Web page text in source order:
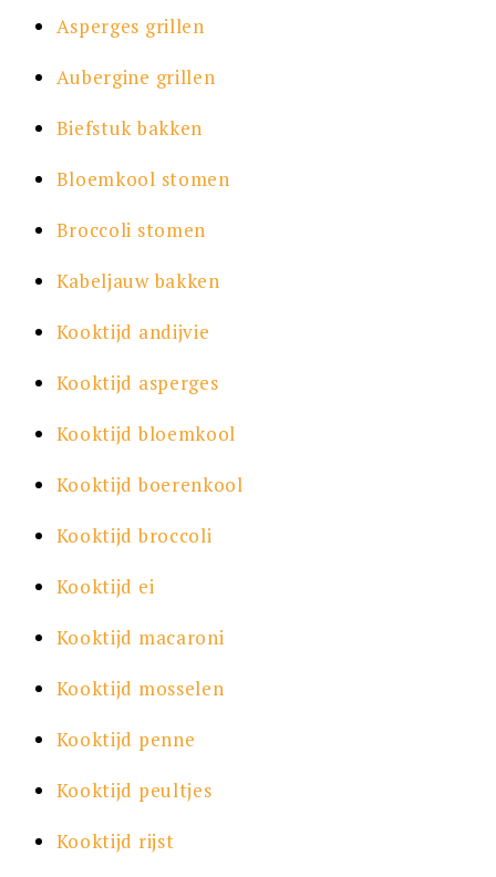
Asperges grillen
Aubergine grillen
Biefstuk bakken
Bloemkool stomen
Broccoli stomen
Kabeljauw bakken
Kooktijd andijvie
Kooktijd asperges
Kooktijd bloemkool
Kooktijd boerenkool
Kooktijd broccoli
Kooktijd ei
Kooktijd macaroni
Kooktijd mosselen
Kooktijd penne
Kooktijd peultjes
Kooktijd rijst